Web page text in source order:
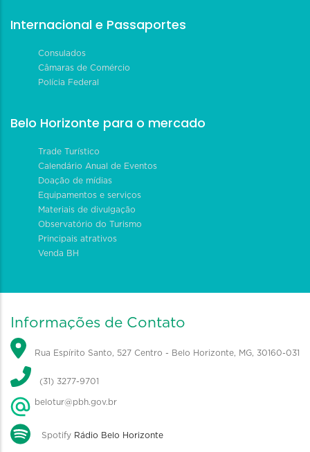
Internacional e Passaportes
Consulados
Câmaras de Comércio
Polícia Federal
Belo Horizonte para o mercado
Trade Turístico
Calendário Anual de Eventos
Doação de mídias
Equipamentos e serviços
Materiais de divulgação
Observatório do Turismo
Principais atrativos
Venda BH
Informações de Contato
Rua Espírito Santo, 527 Centro - Belo Horizonte, MG, 30160-031
(31) 3277-9701
belotur@pbh.gov.br
Spotify Rádio Belo Horizonte